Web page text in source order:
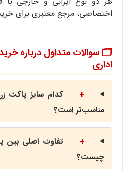
اختصاصی، مرجع معتبری برای
🗂️ سوالات متداول درباره
اداری
+
مناسب‌تر است؟
+
تفاوت اصلی بین
چیست؟